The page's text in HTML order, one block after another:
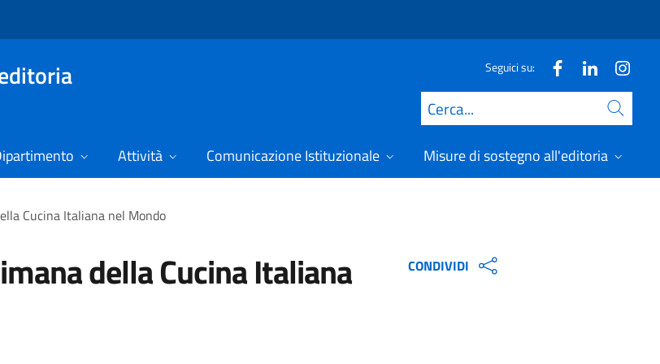
Seguici su:
Cerca
Attività Comunicazione Istituzionale Misure di sostegno all'editoria
Cucina Italiana nel Mondo
della Cucina Italiana CONDIVIDI